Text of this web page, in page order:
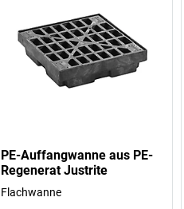
PE-Auffangwanne aus PE-
Regenerat Justrite
Flachwanne